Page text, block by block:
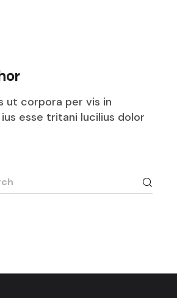
ut corpora per vis in
esse tritani lucilius dolor